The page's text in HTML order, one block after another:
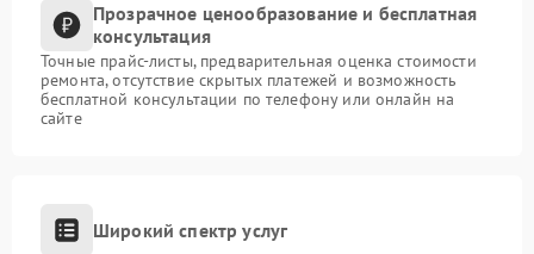
Прозрачное ценообразование и бесплатная
консультация
Точные прайс-листы, предварительная оценка стоимости
ремонта, отсутствие скрытых платежей и возможность
бесплатной консультации по телефону или онлайн на
сайте
Широкий спектр услуг